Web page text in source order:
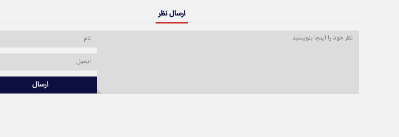
ارسال نظر
ارسال